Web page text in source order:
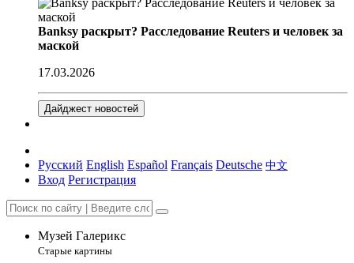
Banksy раскрыт? Расследование Reuters и человек за
маской
17.03.2026
Дайджест новостей
Русский English Español Français Deutsche 中文
Вход Регистрация
Музей Галерикс
Старые картины